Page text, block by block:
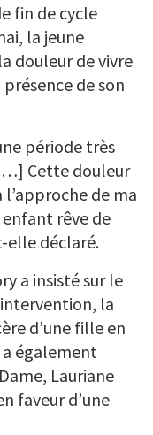
fin de cycle
la jeune
douleur de vivre
de son
période très
Cette douleur
de ma
rêve de
elle déclaré.
a insisté sur le
la
d’une fille en
également
Lauriane
faveur d’une